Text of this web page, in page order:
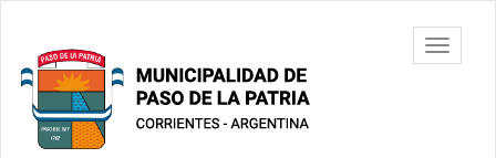
contenido
principal
Municipalidad
de Paso De
La Patria
barra